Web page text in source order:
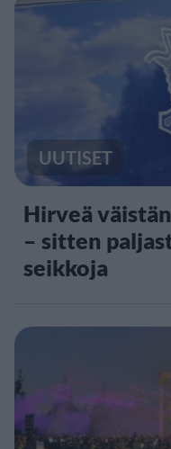
UUTISET
Hirveä
– sitten
seikkoja